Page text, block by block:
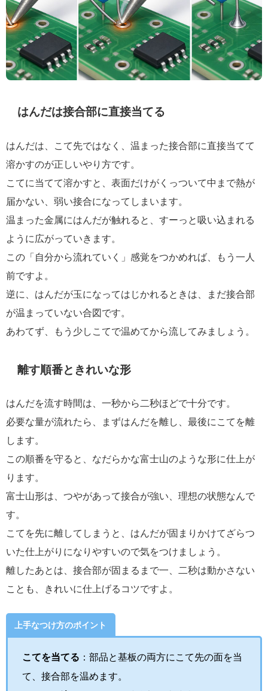
はんだは接合部に直接当てる
はんだは、こて先ではなく、温まった接合部に直接当てて
溶かすのが正しいやり方です。
こてに当てて溶かすと、表面だけがくっついて中まで熱が
届かない、弱い接合になってしまいます。
温まった金属にはんだが触れると、すーっと吸い込まれる
ように広がっていきます。
この「自分から流れていく」感覚をつかめれば、もう一人
前ですよ。
逆に、はんだが玉になってはじかれるときは、まだ接合部
が温まっていない合図です。
あわてず、もう少しこてで温めてから流してみましょう。
離す順番ときれいな形
はんだを流す時間は、一秒から二秒ほどで十分です。
必要な量が流れたら、まずはんだを離し、最後にこてを離
します。
この順番を守ると、なだらかな富士山のような形に仕上が
ります。
富士山形は、つやがあって接合が強い、理想の状態なんで
す。
こてを先に離してしまうと、はんだが固まりかけてざらつ
いた仕上がりになりやすいので気をつけましょう。
離したあとは、接合部が固まるまで一、二秒は動かさない
ことも、きれいに仕上げるコツですよ。
上手なつけ方のポイント
こてを当てる ：部品と基板の両方にこて先の面を当
て、接合部を温めます。